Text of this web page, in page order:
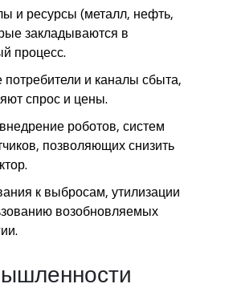
и ресурсы (металл, нефть,
закладываются в
процесс.
потребители и каналы сбыта,
спрос и цены.
роботов, систем
позволяющих снизить
к выбросам, утилизации
возобновляемых